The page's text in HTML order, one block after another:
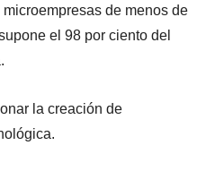
de menos de
el 98 por ciento del
la creación de